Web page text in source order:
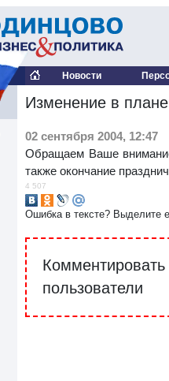
Новости
Изменение в
02 сентября 2004, 12:47
Обращаем Ваше
также окончание
4 507
Ошибка в тексте? Выделите
Комментировать
пользователи